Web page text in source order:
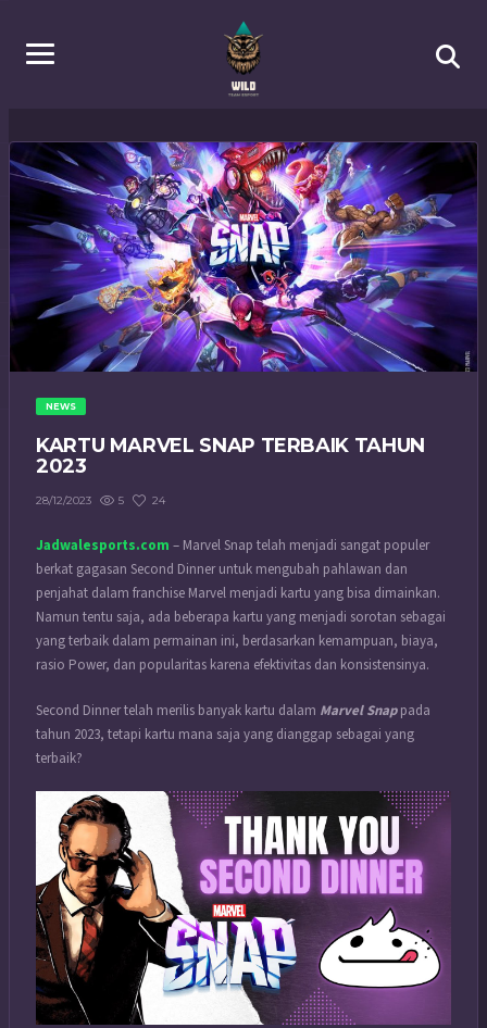
NEWS
KARTU MARVEL SNAP TERBAIK TAHUN
2023
28/12/2023 5 24
Jadwalesports.com – Marvel Snap telah menjadi sangat populer
berkat gagasan Second Dinner untuk mengubah pahlawan dan
penjahat dalam franchise Marvel menjadi kartu yang bisa dimainkan.
Namun tentu saja, ada beberapa kartu yang menjadi sorotan sebagai
yang terbaik dalam permainan ini, berdasarkan kemampuan, biaya,
rasio Power, dan popularitas karena efektivitas dan konsistensinya.
Second Dinner telah merilis banyak kartu dalam Marvel Snappada
tahun 2023, tetapi kartu mana saja yang dianggap sebagai yang
terbaik?